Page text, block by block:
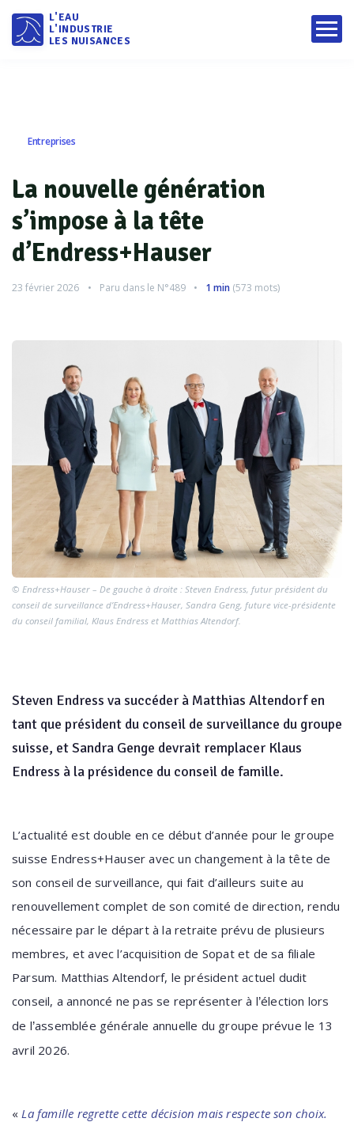
L'EAU
L'INDUSTRIE
LES NUISANCES
Entreprises
La nouvelle génération
s’impose à la tête
d’Endress+Hauser
23 février 2026 Paru dans le N°489 1 min (573 mots)
© Endress+Hauser – De gauche à droite : Steven Endress, futur président du
conseil de surveillance d’Endress+Hauser, Sandra Geng, future vice-présidente
du conseil familial, Klaus Endress et Matthias Altendorf.
Steven Endress va succéder à Matthias Altendorf en
tant que président du conseil de surveillance du groupe
suisse, et Sandra Genge devrait remplacer Klaus
Endress à la présidence du conseil de famille.
L’actualité est double en ce début d’année pour le groupe
suisse Endress+Hauser avec un changement à la tête de
son conseil de surveillance, qui fait d’ailleurs suite au
renouvellement complet de son comité de direction, rendu
nécessaire par le départ à la retraite prévu de plusieurs
membres, et avec l’acquisition de Sopat et de sa filiale
Parsum. Matthias Altendorf, le président actuel dudit
conseil, a annoncé ne pas se représenter à l’élection lors
de l’assemblée générale annuelle du groupe prévue le 13
avril 2026.
«La famille regrette cette décision mais respectesonchoix.